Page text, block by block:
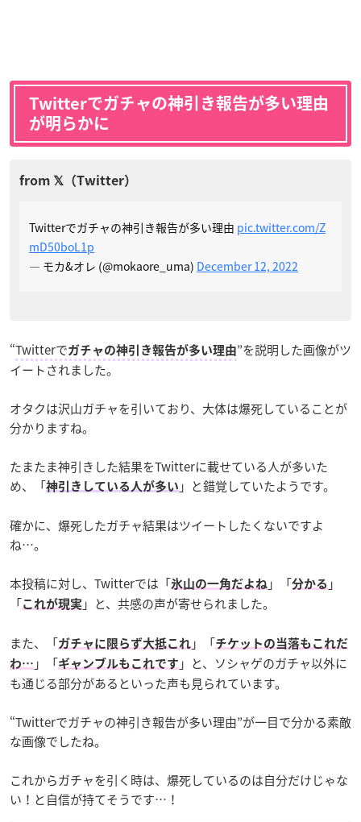
Twitterでガチャの神引き報告が多い理由
が明らかに
Twitterでガチャの神引き報告が多い理由 pic.twitter.com/Z
mD50boL1p
— モカ&オレ (@mokaore_uma) December 12, 2022
“Twitterでガチャの神引き報告が多い理由”を説明した画像がツ
イートされました。
オタクは沢山ガチャを引いており、大体は爆死していることが
分かりますね。
たまたま神引きした結果をTwitterに載せている人が多いた
め、「神引きしている人が多い 」と錯覚していたようです。
確かに、爆死したガチャ結果はツイートしたくないですよ
ね…。
本投稿に対し、Twitterでは「氷山の一角だよね 」「分かる 」
「これが現実 」 と、共感の声が寄せられました。
また、「ガチャに限らず大抵これ 」「チケットの当落もこれだ
わ… 」「ギャンブルもこれです 」と、ソシャゲのガチャ以外に
も通じる部分があるといった声も見られています。
“Twitterでガチャの神引き報告が多い理由”が一目で分かる素敵
な画像でしたね。
これからガチャを引く時は、爆死しているのは自分だけじゃな
い！と自信が持てそうです…！